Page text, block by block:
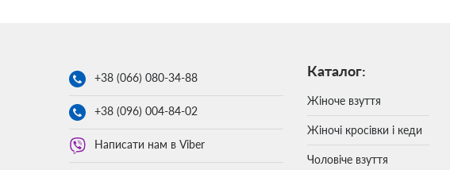
+38 (066) 080-34-88
+38 (096) 004-84-02
Написати нам в Viber
Каталог:
Жіноче взуття
Жіночі кросівки і кеди
Чоловіче взуття